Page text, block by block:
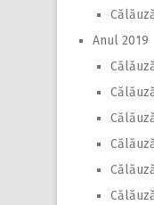
Anul 2019